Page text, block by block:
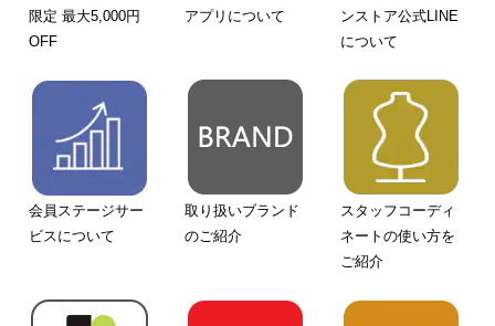
限定 最大5,000円
OFF
アプリについて
ンストア公式LINE
について
会員ステージサー
ビスについて
取り扱いブランド
のご紹介
スタッフコーディ
ネートの使い方を
ご紹介